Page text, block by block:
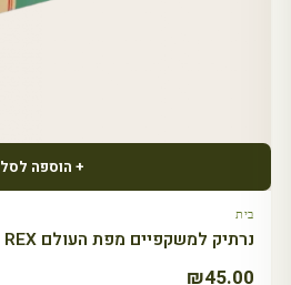
+ הוספה לסל
בית
נרתיק למשקפיים מפת העולם REX
₪45.00